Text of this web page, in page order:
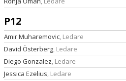
P12
Amir Muharemovic, Ledare
David Österberg, Ledare
Diego Gonzalez, Ledare
Jessica Ezelius, Ledare